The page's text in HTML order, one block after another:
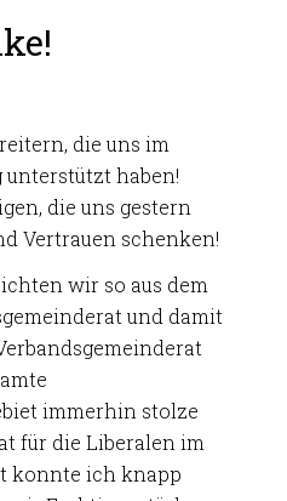
die uns im
haben!
die uns gestern
Vertrauen schenken!
wir so aus dem
und damit
immerhin stolze
für die Liberalen im
konnte ich knapp